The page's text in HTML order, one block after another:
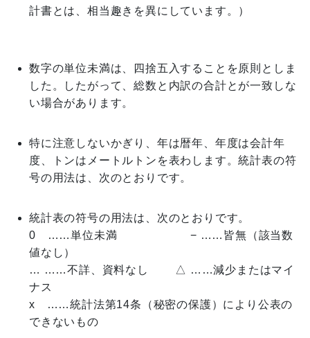
計書とは、相当趣きを異にしています。）
数字の単位未満は、四捨五入することを原則としま
した。したがって、総数と内訳の合計とが一致しな
い場合があります。
特に注意しないかぎり、年は暦年、年度は会計年
度、トンはメートルトンを表わします。統計表の符
号の用法は、次のとおりです。
統計表の符号の用法は、次のとおりです。
0 ……単位未満 − ……皆無（該当数
値なし）
… ……不詳、資料なし △ ……減少またはマイ
ナス
x ……統計法第14条（秘密の保護）により公表の
できないもの